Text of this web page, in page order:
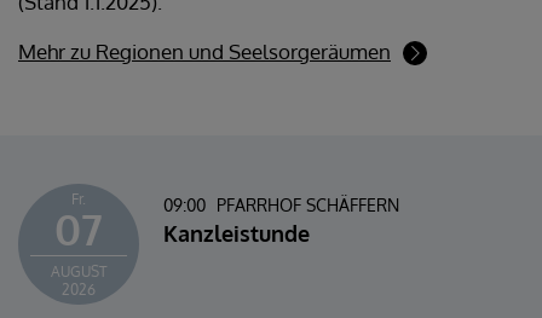
Mehr zu Regionen und Seelsorgeräumen
Fr.
07
AUGUST
2026
09:00 PFARRHOF SCHÄFFERN
Kanzleistunde